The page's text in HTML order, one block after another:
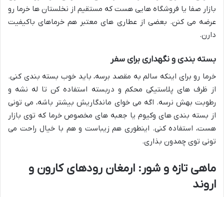
بازار صفا یا فروشگاه هایی هست که مستقیم از نخلستان ها خرما رو
عرضه می کنن. بعضی از عطاری های معتبر هم خرماهای باکیفیت
دارن.
بسته بندی و نگهداری برای سفر
خرما رو برای اینکه سالم به مقصد برسه، باید خوب بسته بندی کنی.
از ظرف های پلاستیکی محکم و دربسته استفاده کن تا له نشه و
رطوبت بهش نرسه. اگه می خوای ماندگاریش بیشتر باشه، می تونی
از بسته بندی های وکیوم یا جعبه های مخصوص خرما که توی بازار
هست، استفاده کنی. اینطوری هم زیباست و هم با خیال راحت می
تونی توی چمدون بذاری.
ماهی تازه و شور: ارمغان رودهای کارون و
اروند